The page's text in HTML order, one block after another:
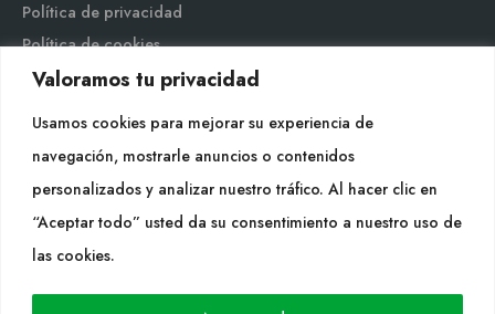
Valoramos tu privacidad
Usamos cookies para mejorar su experiencia de
navegación, mostrarle anuncios o contenidos
personalizados y analizar nuestro tráfico. Al hacer clic en
“Aceptar todo” usted da su consentimiento a nuestro uso de
las cookies.
Política de privacidad
Política de cookies
Mapa web
Cultidelta S.L. © 2023 Todos los derechos reservados. |